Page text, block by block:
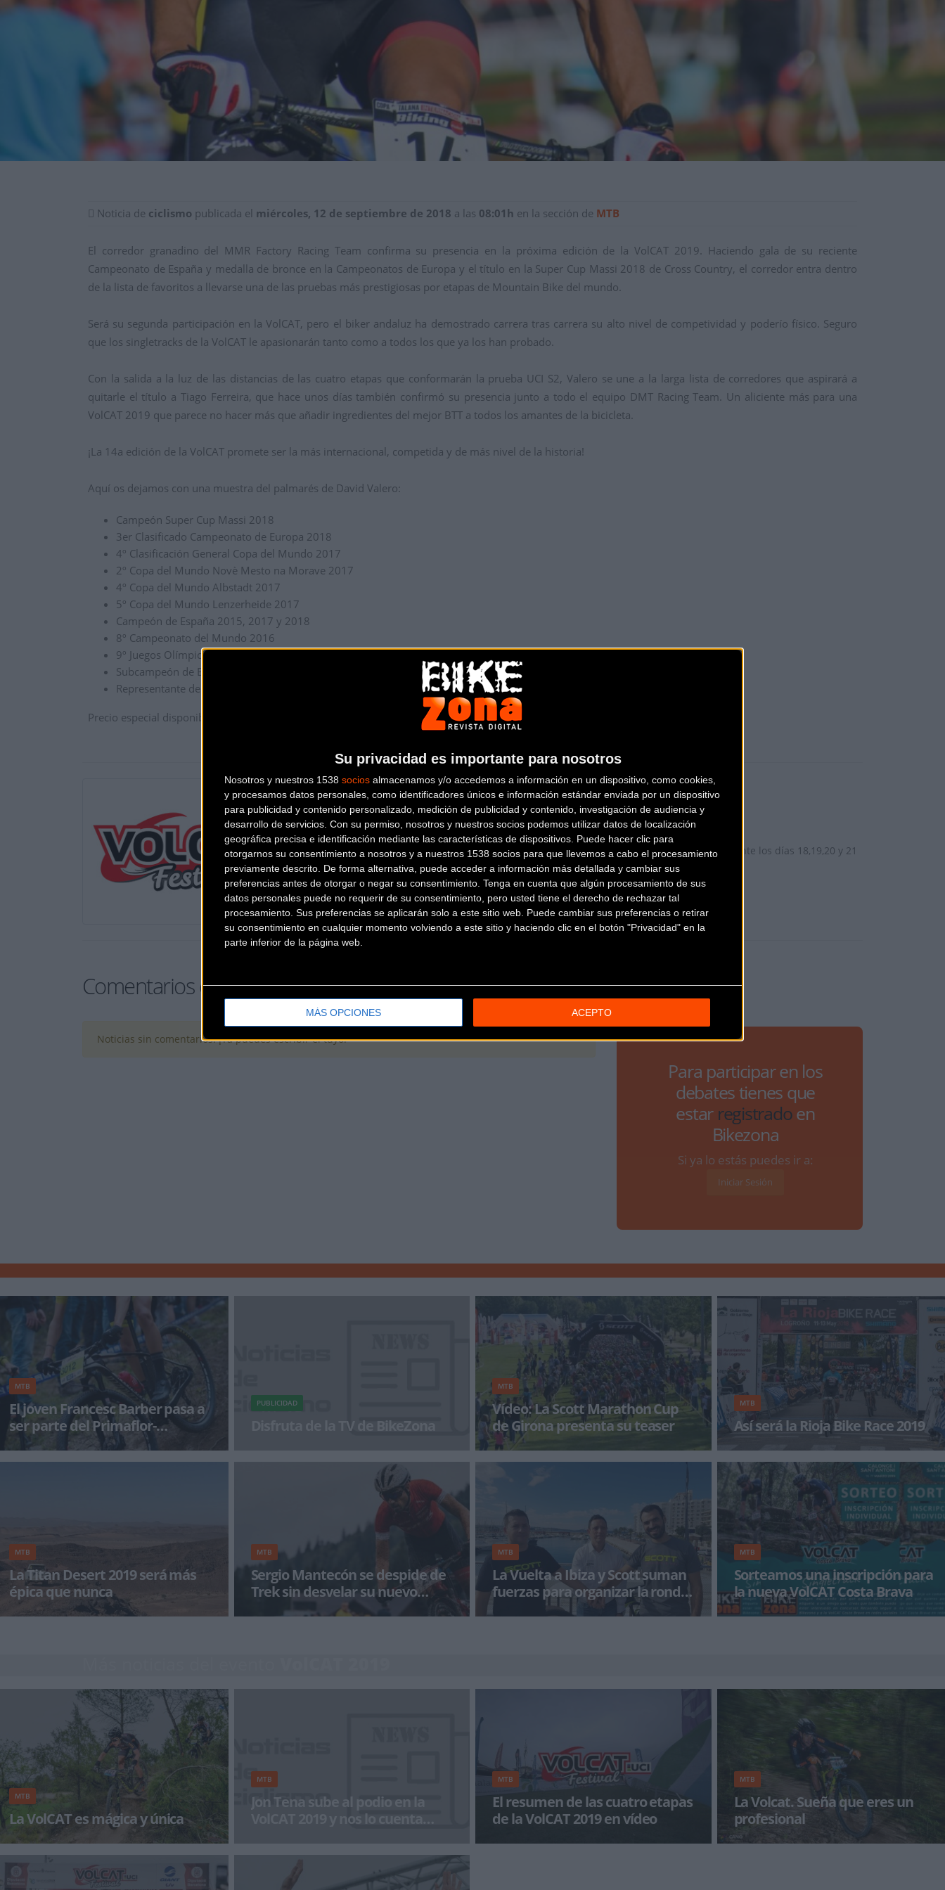
Su privacidad es importante para nosotros
Nosotros y nuestros 1538 socios almacenamos y/o accedemos a información en un dispositivo, como cookies,
y procesamos datos personales, como identificadores únicos e información estándar enviada por un dispositivo
para publicidad y contenido personalizado, medición de publicidad y contenido, investigación de audiencia y
desarrollo de servicios. Con su permiso, nosotros y nuestros socios podemos utilizar datos de localización
geográfica precisa e identificación mediante las características de dispositivos. Puede hacer clic para
otorgarnos su consentimiento a nosotros y a nuestros 1538 socios para que llevemos a cabo el procesamiento
previamente descrito. De forma alternativa, puede acceder a información más detallada y cambiar sus
preferencias antes de otorgar o negar su consentimiento. Tenga en cuenta que algún procesamiento de sus
datos personales puede no requerir de su consentimiento, pero usted tiene el derecho de rechazar tal
procesamiento. Sus preferencias se aplicarán solo a este sitio web. Puede cambiar sus preferencias o retirar
su consentimiento en cualquier momento volviendo a este sitio y haciendo clic en el botón "Privacidad" en la
parte inferior de la página web.
MÁS OPCIONES ACEPTO
Noticia de ciclismo publicada el miércoles, 12 de septiembre de 2018 a las 08:01h en la sección de MTB
El corredor granadino del MMR Factory Racing Team confirma su presencia en la próxima edición de la VolCAT 2019. Haciendo gala de su reciente
Campeonato de España y medalla de bronce en la Campeonatos de Europa y el título en la Super Cup Massi 2018 de Cross Country, el corredor entra dentro
de la lista de favoritos a llevarse una de las pruebas más prestigiosas por etapas de Mountain Bike del mundo.
Será su segunda participación en la VolCAT, pero el biker andaluz ha demostrado carrera tras carrera su alto nivel de competividad y poderío físico. Seguro
que los singletracks de la VolCAT le apasionarán tanto como a todos los que ya los han probado.
Con la salida a la luz de las distancias de las cuatro etapas que conformarán la prueba UCI S2, Valero se une a la larga lista de corredores que aspirará a
quitarle el título a Tiago Ferreira, que hace unos días también confirmó su presencia junto a todo el equipo DMT Racing Team. Un aliciente más para una
VolCAT 2019 que parece no hacer más que añadir ingredientes del mejor BTT a todos los amantes de la bicicleta.
¡La 14a edición de la VolCAT promete ser la más internacional, competida y de más nivel de la historia!
Aquí os dejamos con una muestra del palmarés de David Valero:
Campeón Super Cup Massi 2018
3er Clasificado Campeonato de Europa 2018
4º Clasificación General Copa del Mundo 2017
2º Copa del Mundo Novè Mesto na Morave 2017
4º Copa del Mundo Albstadt 2017
5º Copa del Mundo Lenzerheide 2017
Campeón de España 2015, 2017 y 2018
8º Campeonato del Mundo 2016
9º Juegos Olímpicos de Río de Janeiro 2016
Subcampeón de España 2016
Representante de la Selección Española en cinco Campeonatos del Mundo (2014, 2015, 2016, 2017 y 2018)
Precio especial disponible hasta el 1 de noviembre en
Más info. de este evento
VOLCAT 2019
Se celebra del18/04/2019al21/04/2019
Como marca la tradición, la VolCAT 2019 se disputará en plena Semana Santa durante los días 18,19,20 y 21
de abril, y s... [+]
Comentarios de la Noticia
Noticias sin comentarios. ¡Ya puedes escribir el tuyo!
Para participar en los
debates tienes que
estar registradoen
Bikezona
Si ya lo estás puedes ir a:
Iniciar Sesión
MTB
El joven Francesc Barber pasa a
ser parte del Primaflor-
Mondraker-Rotor
Desde sus primeros pasos, Primaflor-
Mondraker-Rotor siempre ha prestado
PUBLICIDAD
Disfruta de la TV de BikeZona
MTB
Vídeo: La Scott Marathon Cup
de Girona presenta su teaser
A menos de una semana de la apertura de
inscripciones, la cita de Girona presenta el
MTB
Así será la Rioja Bike Race 2019
La gran novedad de La Rioja Bike Race 2019
será su día extra de competición, de acuerdo
con la nuev
MTB
La Titan Desert 2019 será más
épica que nunca
Un equipo de reconocimiento de la Garmin
MTB
Sergio Mantecón se despide de
Trek sin desvelar su nuevo
proyecto
El ciclista Sergio Mantecón no seguirá
MTB
La Vuelta a Ibiza y Scott suman
fuerzas para organizar la ronda
Juanjo Planells, director de la Vuelta a Ibiza MTB
MTB
Sorteamos una inscripción para
la nueva VolCAT Costa Brava
Gracias a la colaboración de nuestros amigo
MTB
La VolCAT es mágica y única
Moltes gracies, Volcat. Eskerrik asko, Volcat.
Muchas gracias, Volcat, por ser como eres y
hacerme disfrutar, so&n
MTB
Jon Tena sube al podio en la
VolCAT 2019 y nos lo cuenta
sin duda me marcará el resto de mi vida como
ciclista.. Si tendr&iac
MTB
El resumen de las cuatro etapas
de la VolCAT 2019 en vídeo
Recien finalizada la VolCAT 2019 te dejamos
MTB
La Volcat. Sueña que eres un
profesional
El viento agita con fuerza la tienda de campaña